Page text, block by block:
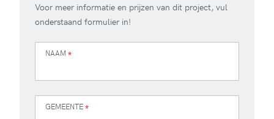
Voor meer informatie en prijzen van dit project, vul
onderstaand formulier in!
NAAM *
GEMEENTE*